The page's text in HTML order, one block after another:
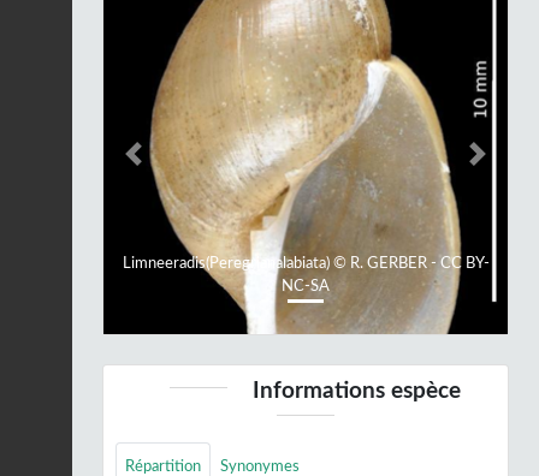
Limneeradis(Peregrianalabiata) © R. GERBER - CC BY-
NC-SA
Previous Next
Informations espèce
Répartition Synonymes